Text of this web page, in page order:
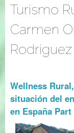
Turismo
Carmen
Rodriguez
Wellness
situación del
en España Part